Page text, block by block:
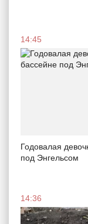
14:45
Годовалая
под Энгельсом
14:36